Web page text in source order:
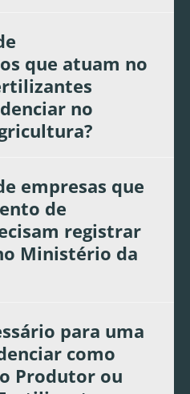
que atuam no
no
empresas que
de
registrar
Ministério da
para uma
como
Produtor ou